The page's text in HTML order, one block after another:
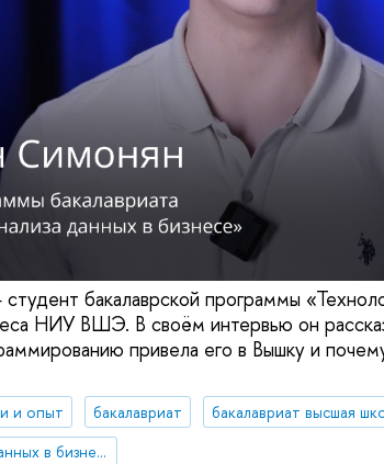
бакалаврской программы
НИУ ВШЭ. В своём интервью он
привела его в Вышку и
и опыт бакалавриат
бакалавриат высшая
Технологии анализа данных в бизнесе